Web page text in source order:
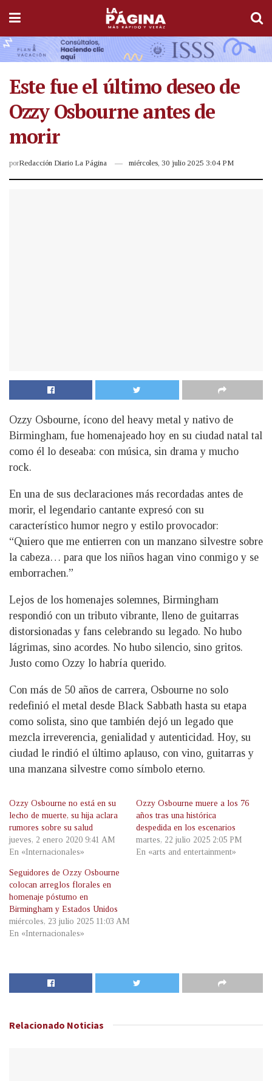
Este fue el último deseo de
Ozzy Osbourne antes de
morir
porRedacción Diario La Página miércoles, 30 julio 2025 3:04 PM
Ozzy Osbourne, ícono del heavy metal y nativo de
Birmingham, fue homenajeado hoy en su ciudad natal tal
como él lo deseaba: con música, sin drama y mucho
rock.
En una de sus declaraciones más recordadas antes de
morir, el legendario cantante expresó con su
característico humor negro y estilo provocador:
“Quiero que me entierren con un manzano silvestre sobre
la cabeza… para que los niños hagan vino conmigo y se
emborrachen.”
Lejos de los homenajes solemnes, Birmingham
respondió con un tributo vibrante, lleno de guitarras
distorsionadas y fans celebrando su legado. No hubo
lágrimas, sino acordes. No hubo silencio, sino gritos.
Justo como Ozzy lo habría querido.
Con más de 50 años de carrera, Osbourne no solo
redefinió el metal desde Black Sabbath hasta su etapa
como solista, sino que también dejó un legado que
mezcla irreverencia, genialidad y autenticidad. Hoy, su
ciudad le rindió el último aplauso, con vino, guitarras y
una manzana silvestre como símbolo eterno.
Ozzy Osbourne no está en su
lecho de muerte, su hija aclara
rumores sobre su salud
jueves, 2 enero 2020 9:41 AM
En «Internacionales»
Ozzy Osbourne muere a los 76
años tras una histórica
despedida en los escenarios
martes, 22 julio 2025 2:05 PM
En «arts and entertainment»
Seguidores de Ozzy Osbourne
colocan arreglos florales en
homenaje póstumo en
Birmingham y Estados Unidos
miércoles, 23 julio 2025 11:03 AM
En «Internacionales»
Relacionado Noticias